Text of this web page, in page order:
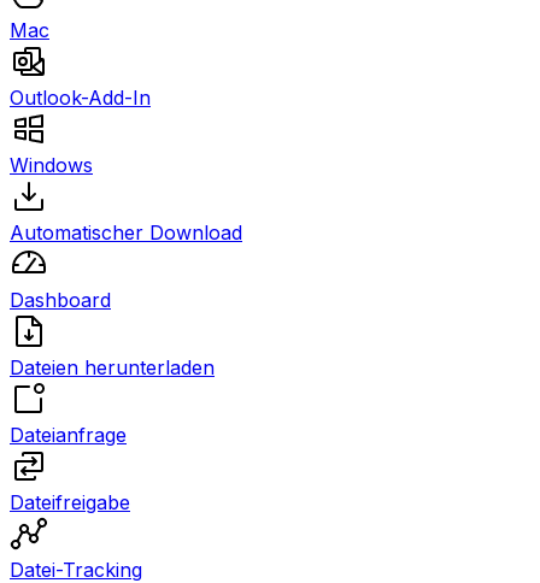
Mac
Outlook-Add-In
Windows
Automatischer Download
Dashboard
Dateien herunterladen
Dateianfrage
Dateifreigabe
Datei-Tracking